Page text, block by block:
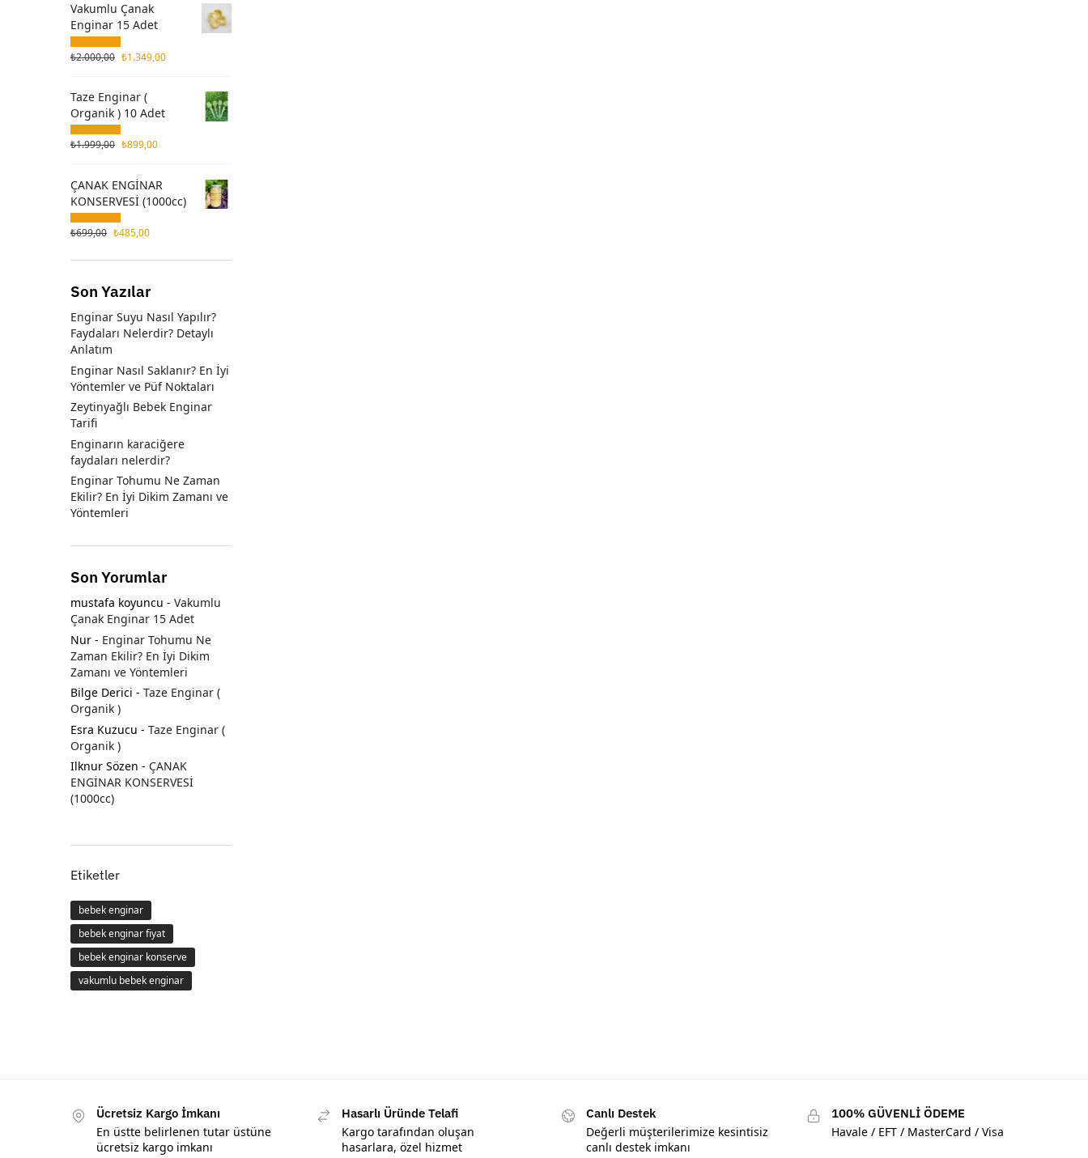
Vakumlu Çanak
Enginar 15 Adet
₺2.000,00 ₺1.349,00
Taze Enginar (
Organik ) 10 Adet
₺1.999,00 ₺899,00
ÇANAK ENGİNAR
KONSERVESİ (1000cc)
₺699,00 ₺485,00
Son Yazılar
Enginar Suyu Nasıl Yapılır?
Faydaları Nelerdir? Detaylı
Anlatım
Enginar Nasıl Saklanır? En İyi
Yöntemler ve Püf Noktaları
Zeytinyağlı Bebek Enginar
Tarifi
Enginarın karaciğere
faydaları nelerdir?
Enginar Tohumu Ne Zaman
Ekilir? En İyi Dikim Zamanı ve
Yöntemleri
Son Yorumlar
mustafa koyuncu - Vakumlu
Çanak Enginar 15 Adet
Nur - Enginar Tohumu Ne
Zaman Ekilir? En İyi Dikim
Zamanı ve Yöntemleri
Bilge Derici - Taze Enginar (
Organik )
Esra Kuzucu - Taze Enginar (
Organik )
Ilknur Sözen - ÇANAK
ENGİNAR KONSERVESİ
(1000cc)
Etiketler
bebek enginar
bebek enginar fiyat
bebek enginar konserve
vakumlu bebek enginar
Ücretsiz Kargo İmkanı
En üstte belirlenen tutar üstüne
ücretsiz kargo imkanı
Hasarlı Üründe Telafi
Kargo tarafından oluşan
hasarlara, özel hizmet
Canlı Destek
Değerli müşterilerimize kesintisiz
canlı destek imkanı
100% GÜVENLİ ÖDEME
Havale / EFT / MasterCard / Visa